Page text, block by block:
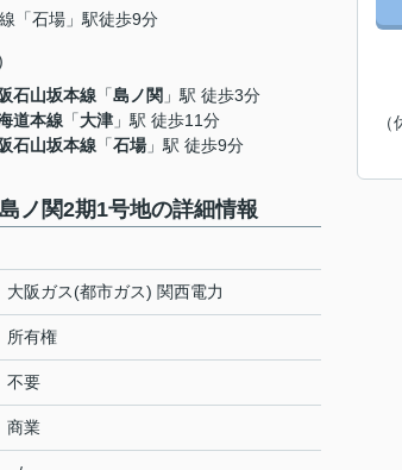
「石場」駅徒歩9分
石山坂本線 「島ノ関 」駅 徒歩3分
道本線 「大津 」駅 徒歩11分
石山坂本線 「石場」駅 徒歩9分
ノ関2期1号地の詳細情報
大阪ガス(都市ガス) 関西電力
所有権
不要
商業